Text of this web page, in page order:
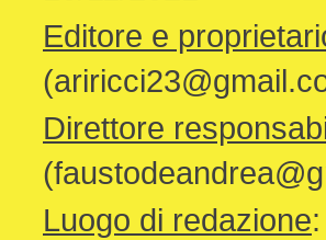
Editore e
Direttore
Luogo di redazione